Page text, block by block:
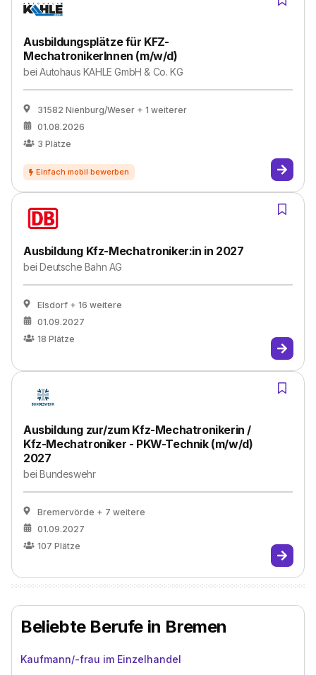
Ausbildungsplätze für KFZ-
MechatronikerInnen (m/w/d)
beiAutohaus KAHLE GmbH & Co. KG
31582 Nienburg/Weser + 1 weiterer
01.08.2026
3 Plätze
Ausbildung Kfz-Mechatroniker:in in 2027
beiDeutsche Bahn AG
Elsdorf + 16 weitere
01.09.2027
18 Plätze
Ausbildung zur/zum Kfz-Mechatronikerin /
Kfz-Mechatroniker - PKW-Technik (m/w/d)
2027
beiBundeswehr
Bremervörde + 7 weitere
01.09.2027
107 Plätze
Beliebte Berufe in Bremen
Kaufmann/-frau im Einzelhandel